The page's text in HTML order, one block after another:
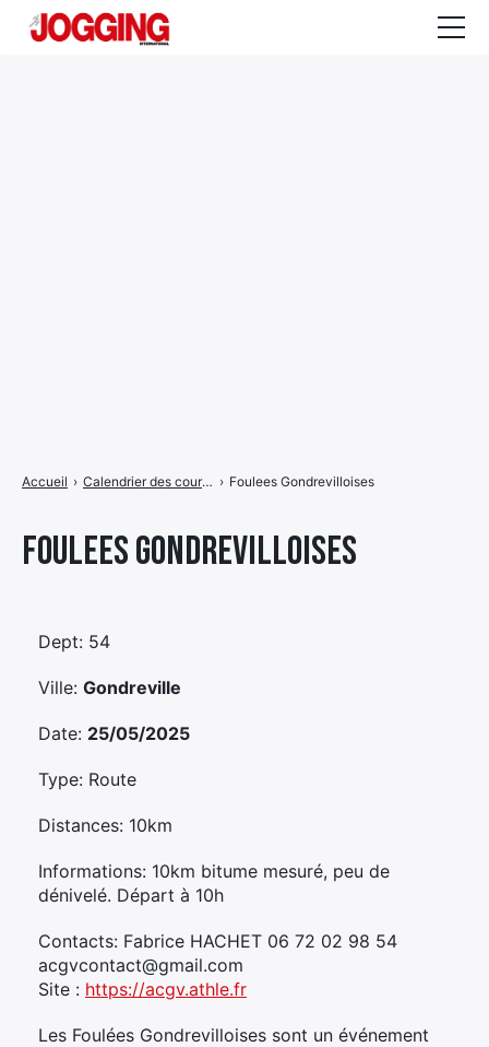
Foulees Gondrevilloises
Accueil › Calendrier des courses › Foulees Gondrevilloises
Dept: 54
Ville: Gondreville
Date: 25/05/2025
Type: Route
Distances: 10km
Informations: 10km bitume mesuré, peu de
dénivelé. Départ à 10h
Contacts: Fabrice HACHET 06 72 02 98 54
acgvcontact@gmail.com
Site : https://acgv.athle.fr
Les Foulées Gondrevilloises sont un événement
de
ÉlémentÉlément